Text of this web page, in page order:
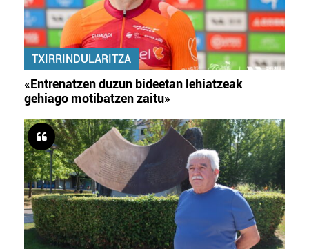
TXIRRINDULARITZA
«Entrenatzen duzun bideetan lehiatzeak
gehiago motibatzen zaitu»